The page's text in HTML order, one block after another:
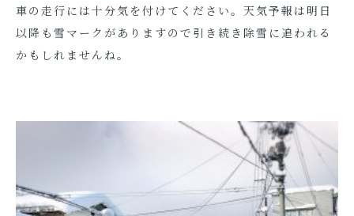
車の走行には十分気を付けてください。天気予報は明日
以降も雪マークがありますので引き続き除雪に追われる
かもしれませんね。